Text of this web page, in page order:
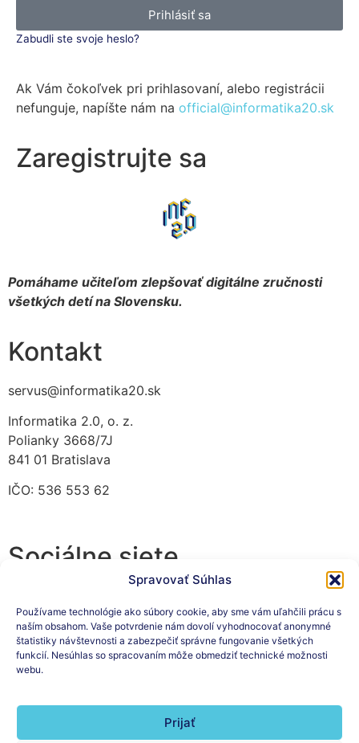
Spravovať Súhlas
Používame technológie ako súbory cookie, aby sme vám uľahčili prácu s
naším obsahom. Vaše potvrdenie nám dovolí vyhodnocovať anonymné
štatistiky návštevnosti a zabezpečiť správne fungovanie všetkých
funkcií. Nesúhlas so spracovaním môže obmedziť technické možnosti
webu.
Prijať
Prihlásiť sa
Zabudli ste svoje heslo?
Ak Vám čokoľvek pri prihlasovaní, alebo registrácii
nefunguje, napíšte nám na official@informatika20.sk
Zaregistrujte sa
Pomáhame učiteľom zlepšovať digitálne zručnosti
všetkých detí na Slovensku.
Kontakt
servus@informatika20.sk
Informatika 2.0, o. z.
Polianky 3668/7J
841 01 Bratislava
IČO: 536 553 62
Sociálne siete
Prihláste sa na odber nášho
newslettera